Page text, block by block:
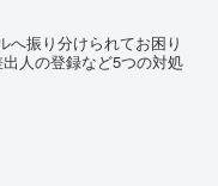
へ振り分けられてお困り
人の登録など5つの対処